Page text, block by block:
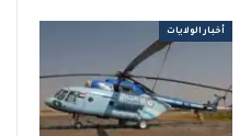
أخبار الولايات